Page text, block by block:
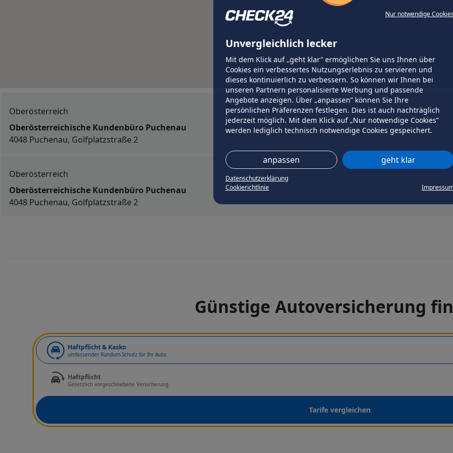
Nur notwendige
Unvergleichlich lecker
Mit dem Klick auf „geht klar” ermöglichen Sie uns Ihnen über
Cookies ein verbessertes Nutzungserlebnis zu servieren und
dieses kontinuierlich zu verbessern. So können wir Ihnen bei
unseren Partnern personalisierte Werbung und passende
Angebote anzeigen. Über „anpassen” können Sie Ihre
persönlichen Präferenzen festlegen. Dies ist auch nachträglich
jederzeit möglich. Mit dem Klick auf „Nur notwendige Cookies”
werden lediglich technisch notwendige Cookies gespeichert.
anpassen geht klar
Datenschutzerklärung
Cookierichtlinie
Oberösterreich
Oberösterreichische Kundenbüro Puchenau
4048 Puchenau, Golfplatzstraße 2
Oberösterreich
Oberösterreichische Kundenbüro Puchenau
4048 Puchenau, Golfplatzstraße 2
Günstige Autoversicherung
Haftpflicht & Kasko
umfassender Rundum-Schutz für Ihr Auto
Haftpflicht
Gesetzlich vorgeschriebene Versicherung
Tarife vergleichen